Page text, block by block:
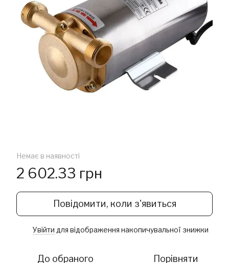
Немає в наявності
2 602.33 грн
Повідомити, коли з'явиться
Увійти для відображення накопичувальної знижки
До обраного Порівняти